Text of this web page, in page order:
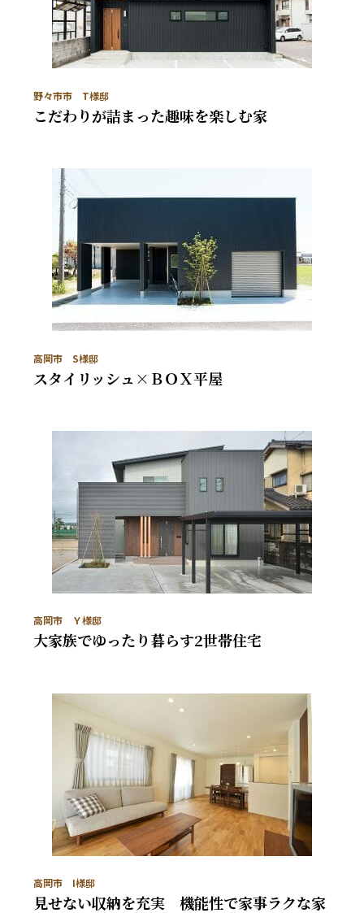
野々市市 T様邸
こだわりが詰まった趣味を楽しむ家
高岡市 S様邸
スタイリッシュ×ＢＯＸ平屋
高岡市 Ｙ様邸
大家族でゆったり暮らす2世帯住宅
高岡市 I様邸
見せない収納を充実 機能性で家事ラクな家